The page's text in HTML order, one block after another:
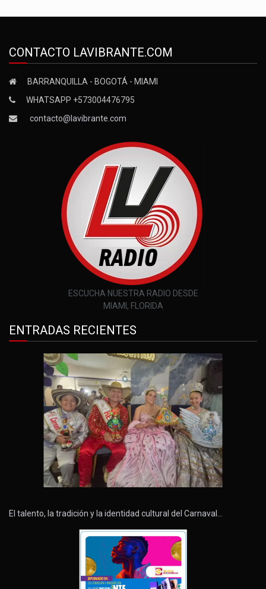
CONTACTO LAVIBRANTE.COM
BARRANQUILLA - BOGOTÁ - MIAMI
WHATSAPP +573004476795
contacto@lavibrante.com
ESCUCHA NUESTRA RADIO DESDE
MIAMI, FLORIDA
ENTRADAS RECIENTES
El talento, la tradición y la identidad cultural del Carnaval…